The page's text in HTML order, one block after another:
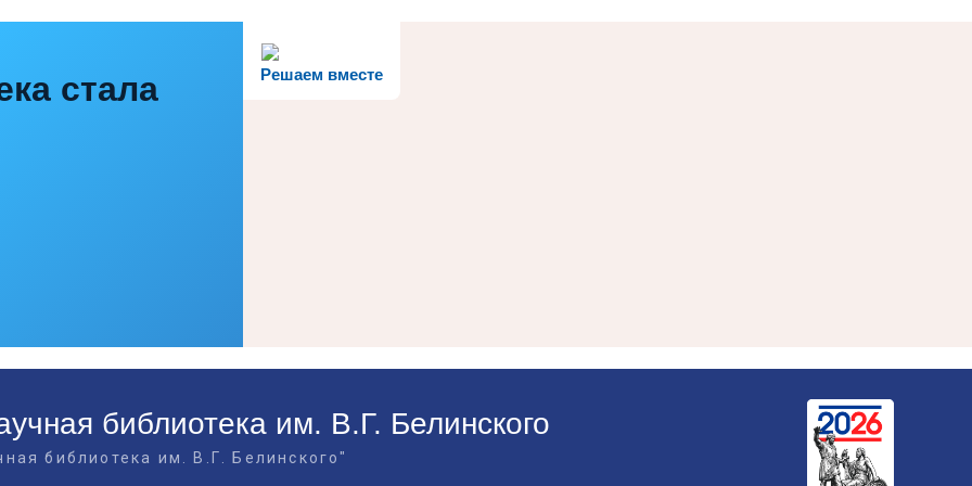
Решаем вместе
стала
библиотека им. В.Г. Белинского
библиотека им. В.Г. Белинского"